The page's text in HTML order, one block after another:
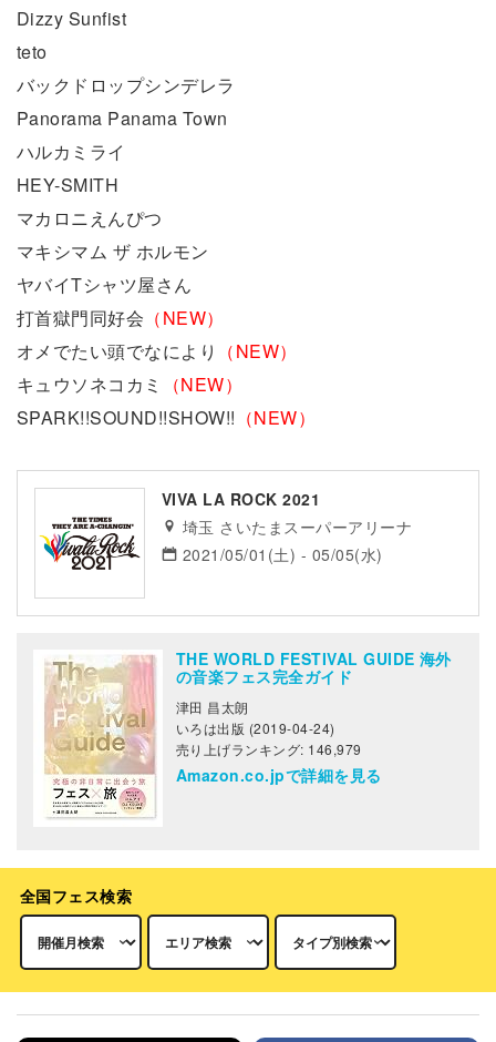
Dizzy Sunfist
teto
バックドロップシンデレラ
Panorama Panama Town
ハルカミライ
HEY-SMITH
マカロニえんぴつ
マキシマム ザ ホルモン
ヤバイTシャツ屋さん
打首獄門同好会 （NEW）
オメでたい頭でなにより
（NEW）
キュウソネコカミ
（NEW）
SPARK!!SOUND!!SHOW!! （NEW）
VIVA LA ROCK 2021
埼玉 さいたまスーパーアリーナ
2021/05/01(土) - 05/05(水)
THE WORLD FESTIVAL GUIDE 海外
の音楽フェス完全ガイド
津田 昌太朗
いろは出版 (2019-04-24)
売り上げランキング: 146,979
Amazon.co.jpで詳細を見る
全国フェス検索